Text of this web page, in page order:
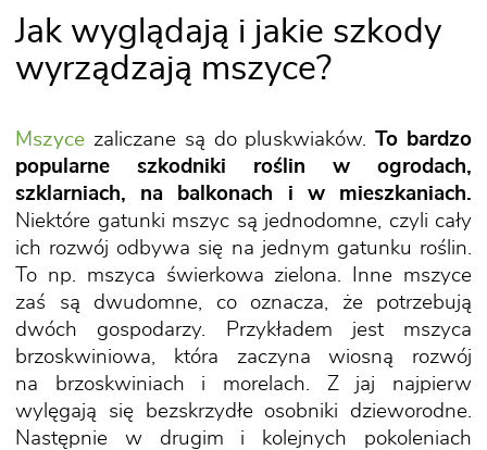
Jak wyglądają i jakie szkody
wyrządzają mszyce?
Mszyce zaliczane są do pluskwiaków.To bardzo
popularne szkodniki roślin w ogrodach,
szklarniach, na balkonach i w mieszkaniach.
Niektóre gatunki mszyc są jednodomne, czyli cały
ich rozwój odbywa się na jednym gatunku roślin.
To np. mszyca świerkowa zielona. Inne mszyce
zaś są dwudomne, co oznacza, że potrzebują
dwóch gospodarzy. Przykładem jest mszyca
brzoskwiniowa, która zaczyna wiosną rozwój
na brzoskwiniach i morelach. Z jaj najpierw
wylęgają się bezskrzydłe osobniki dzieworodne.
Następnie w drugim i kolejnych pokoleniach